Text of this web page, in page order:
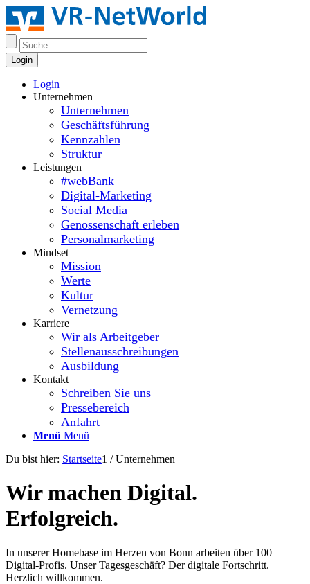
Login
Login
Unternehmen
Unternehmen
Geschäftsführung
Kennzahlen
Struktur
Leistungen
#webBank
Digital-Marketing
Social Media
Genossenschaft erleben
Personalmarketing
Mindset
Mission
Werte
Kultur
Vernetzung
Karriere
Wir als Arbeitgeber
Stellenausschreibungen
Ausbildung
Kontakt
Schreiben Sie uns
Pressebereich
Anfahrt
Menü Menü
Du bist hier: Startseite1 / Unternehmen
Wir machen Digital.
Erfolgreich.
In unserer Homebase im Herzen von Bonn arbeiten über100
Digital-Profis. Unser Tagesgeschäft? Der digitale Fortschritt.
Herzlich willkommen.